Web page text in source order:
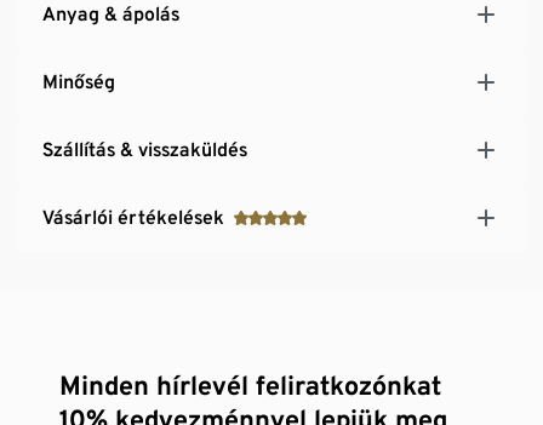
Anyag & ápolás
Minőség
Szállítás & visszaküldés
Vásárlói értékelések
Minden hírlevél feliratkozónkat
10% kedvezménnyel lepjük meg